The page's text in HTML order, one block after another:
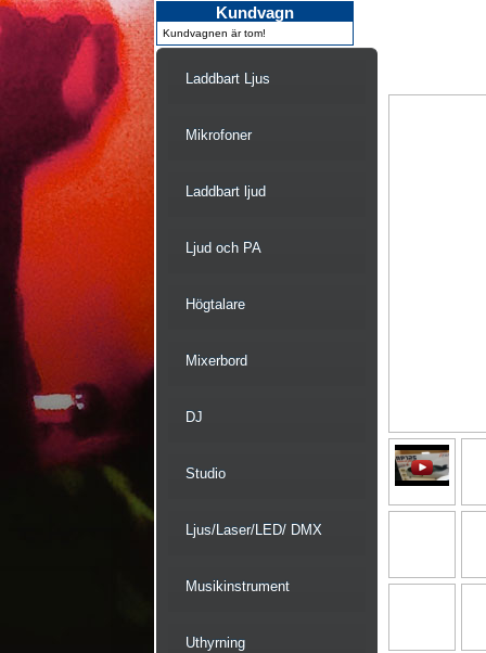
Kundvagn
Kundvagnen är tom!
Laddbart Ljus
Mikrofoner
Laddbart ljud
Ljud och PA
Högtalare
Mixerbord
DJ
Studio
Ljus/Laser/LED/ DMX
Musikinstrument
Uthyrning